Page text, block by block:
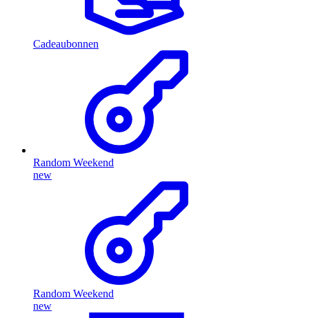
Cadeaubonnen
Random Weekend
new
Random Weekend
new